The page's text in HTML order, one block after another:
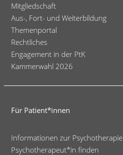
Mitgliedschaft
Aus-, Fort- und Weiterbildung
Themenportal
Rechtliches
Engagement in der PtK
Kammerwahl 2026
Für Patient*innen
Informationen zur Psychotherapie
Psychotherapeut*in finden